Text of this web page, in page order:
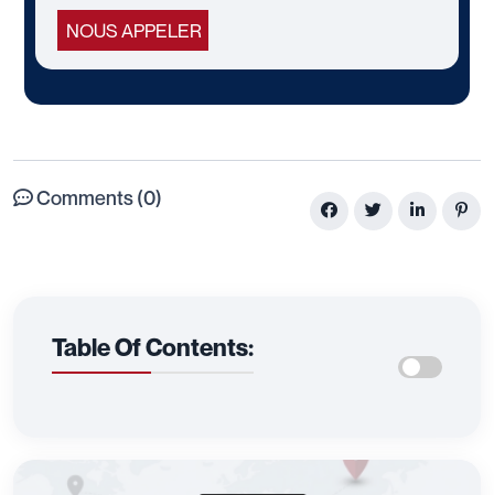
NOUS APPELER
Comments (0)
Table Of Contents: